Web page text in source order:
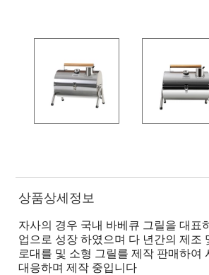
상품상세정보
자사의 경우 국내 바베큐 그릴을 대
업으로 성장 하였으며 다 년간의 제
로대를 및 소형 그릴를 제작 판매하
대응하며 제작 중입니다